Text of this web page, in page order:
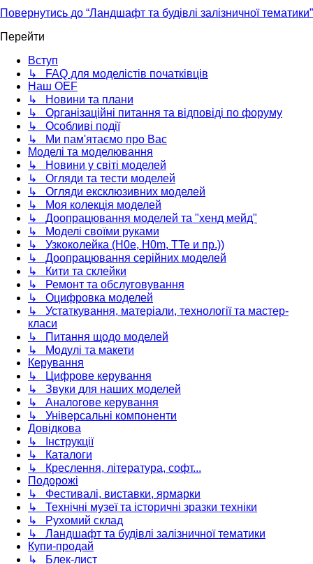
Повернутись до “Ландшафт та будівлі залізничної тематики”
Перейти
Вступ
↳ FAQ для моделістів початківців
Наш OEF
↳ Новини та плани
↳ Організаційні питання та відповіді по форуму
↳ Особливі події
↳ Ми пам'ятаємо про Вас
Моделі та моделювання
↳ Новини у світі моделей
↳ Огляди та тести моделей
↳ Огляди ексклюзивних моделей
↳ Моя колекція моделей
↳ Доопрацювання моделей та "хенд мейд"
↳ Моделі своїми руками
↳ Узкоколейка (H0e, H0m, TTe и пр.))
↳ Доопрацювання серійних моделей
↳ Кити та склейки
↳ Ремонт та обслуговування
↳ Оцифровка моделей
↳ Устаткування, матеріали, технології та мастер-
класи
↳ Питання щодо моделей
↳ Модулі та макети
Керування
↳ Цифрове керування
↳ Звуки для наших моделей
↳ Аналогове керування
↳ Універсальні компоненти
Довідкова
↳ Інструкції
↳ Каталоги
↳ Креслення, література, софт...
Подорожі
↳ Фестивалі, виставки, ярмарки
↳ Технічні музеї та історичні зразки техніки
↳ Рухомий склад
↳ Ландшафт та будівлі залізничної тематики
Купи-продай
↳ Блек-лист